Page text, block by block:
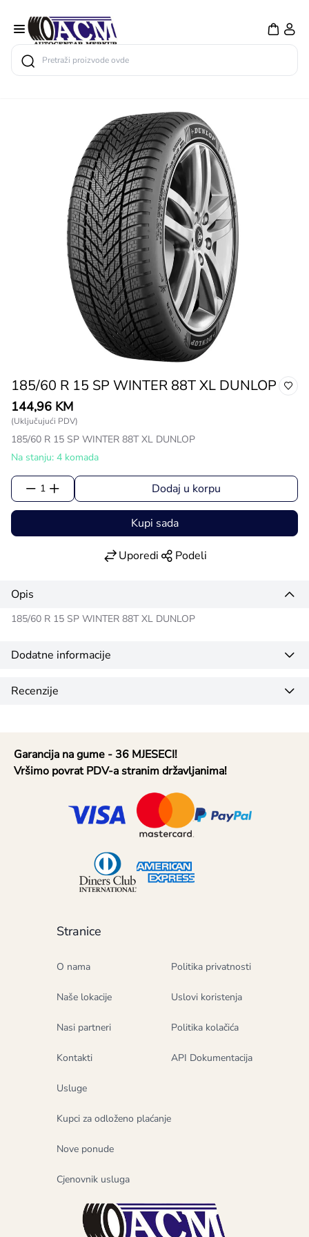
Search
185/60 R 15 SP WINTER 88T XL DUNLOP
144,96 KM
(Uključujući PDV)
185/60 R 15 SP WINTER 88T XL DUNLOP
Na stanju: 4 komada
1 Dodaj u korpu
Kupi sada
Uporedi Podeli
Opis
185/60 R 15 SP WINTER 88T XL DUNLOP
Dodatne informacije
Recenzije
Stranice
O nama
Naše lokacije
Nasi partneri
Kontakti
Usluge
Kupci za odloženo plaćanje
Nove ponude
Cjenovnik usluga
Politika privatnosti
Uslovi koristenja
Politika kolačića
API Dokumentacija
Garancija na gume - 36 MJESECI!
Vršimo povrat PDV-a stranim državljanima!